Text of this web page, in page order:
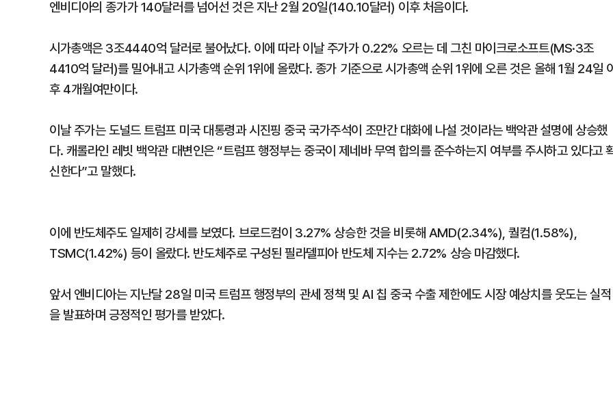
엔비디아의 종가가 140달러를 넘어선 것은 지난 2월 20일(140.10달러) 이후 처음이다.
시가총액은 3조4440억 달러로 불어났다. 이에 따라 이날 주가가 0.22% 오르는 데 그친 마이크로소프트(MS·3조
4410억 달러)를 밀어내고 시가총액 순위 1위에 올랐다. 종가 기준으로 시가총액 순위 1위에 오른 것은 올해 1월 24일
후 4개월여만이다.
이날 주가는 도널드 트럼프 미국 대통령과 시진핑 중국 국가주석이 조만간 대화에 나설 것이라는 백악관 설명에 상승했
다. 캐롤라인 레빗 백악관 대변인은 “트럼프 행정부는 중국이 제네바 무역 합의를 준수하는지 여부를 주시하고 있다고
신한다”고 말했다.
이에 반도체주도 일제히 강세를 보였다. 브로드컴이 3.27% 상승한 것을 비롯해 AMD(2.34%), 퀄컴(1.58%),
TSMC(1.42%) 등이 올랐다. 반도체주로 구성된 필라델피아 반도체 지수는 2.72% 상승 마감했다.
앞서 엔비디아는 지난달 28일 미국 트럼프 행정부의 관세 정책 및 AI 칩 중국 수출 제한에도 시장 예상치를 웃도는 실적
을 발표하며 긍정적인 평가를 받았다.